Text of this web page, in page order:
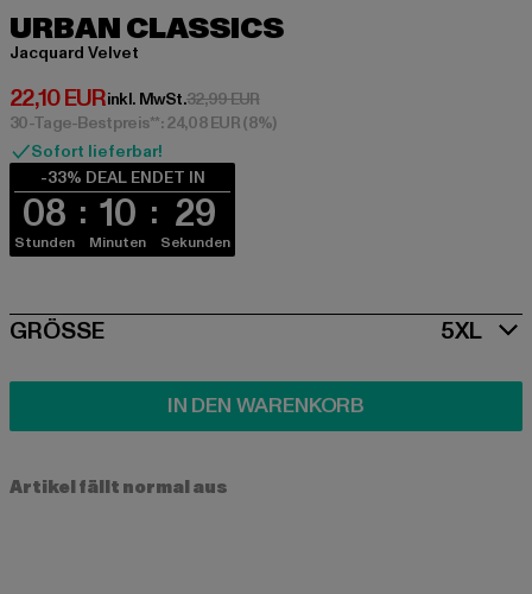
URBAN CLASSICS
Jacquard Velvet
22,10 EUR
Derzeitiger Preis: 22,10 EUR
inkl. MwSt.32,99 EURAktionspreis: 32,99 EUR
30-Tage-Bestpreis**: 24,08 EUR(8%)
Sofort lieferbar!
-33% DEAL ENDET IN
08
Stunden
10
Minuten
29
Sekunden
SIZE
GRÖSSE 5XL
IN DEN WARENKORB
Artikel fällt normal aus